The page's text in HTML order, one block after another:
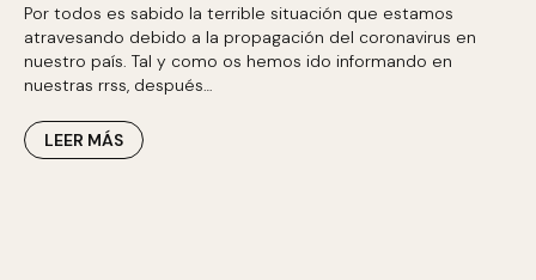
Por todos es sabido la terrible situación que estamos
atravesando debido a la propagación del coronavirus en
nuestro país. Tal y como os hemos ido informando en
nuestras rrss, después…
LEER MÁS